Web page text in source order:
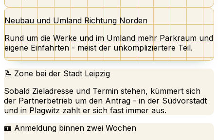
Neubau und Umland Richtung Norden
Rund um die Werke und im Umland mehr Parkraum und
eigene Einfahrten - meist der unkompliziertere Teil.
📝 Zone bei der Stadt Leipzig
Sobald Zieladresse und Termin stehen, kümmert sich
der Partnerbetrieb um den Antrag - in der Südvorstadt
und in Plagwitz zahlt er sich fast immer aus.
🪪 Anmeldung binnen zwei Wochen